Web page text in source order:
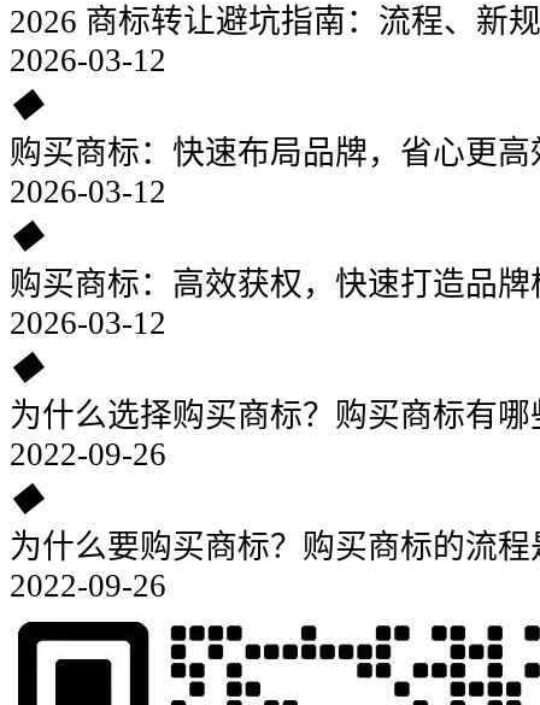
2026 商标转让避坑指南：流程、新
2026-03-12
◆
购买商标：快速布局品牌，省心更高
2026-03-12
◆
购买商标：高效获权，快速打造品
2026-03-12
◆
为什么选择购买商标？购买商标有
2022-09-26
◆
为什么要购买商标？购买商标的流
2022-09-26